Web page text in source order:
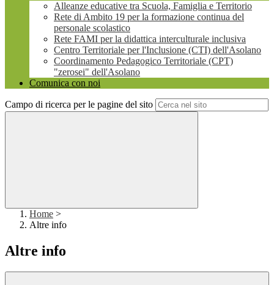
Alleanze educative tra Scuola, Famiglia e Territorio
Rete di Ambito 19 per la formazione continua del
personale scolastico
Rete FAMI per la didattica interculturale inclusiva
Centro Territoriale per l'Inclusione (CTI) dell'Asolano
Coordinamento Pedagogico Territoriale (CPT)
"zerosei" dell'Asolano
Comunica con noi
Campo di ricerca per le pagine del sito
Home >
Altre info
Altre info